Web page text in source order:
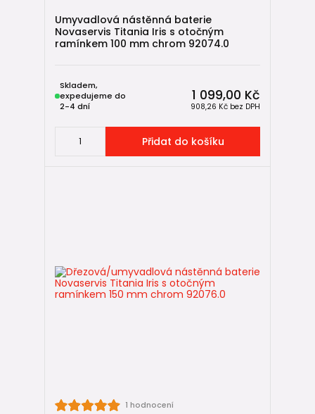
Umyvadlová nástěnná baterie
Novaservis Titania Iris s otočným
ramínkem 100 mm chrom 92074.0
1 099,00 Kč
908,26 Kč bez DPH
Skladem,
expedujeme do
2-4 dní
Přidat do košíku
1 hodnocení